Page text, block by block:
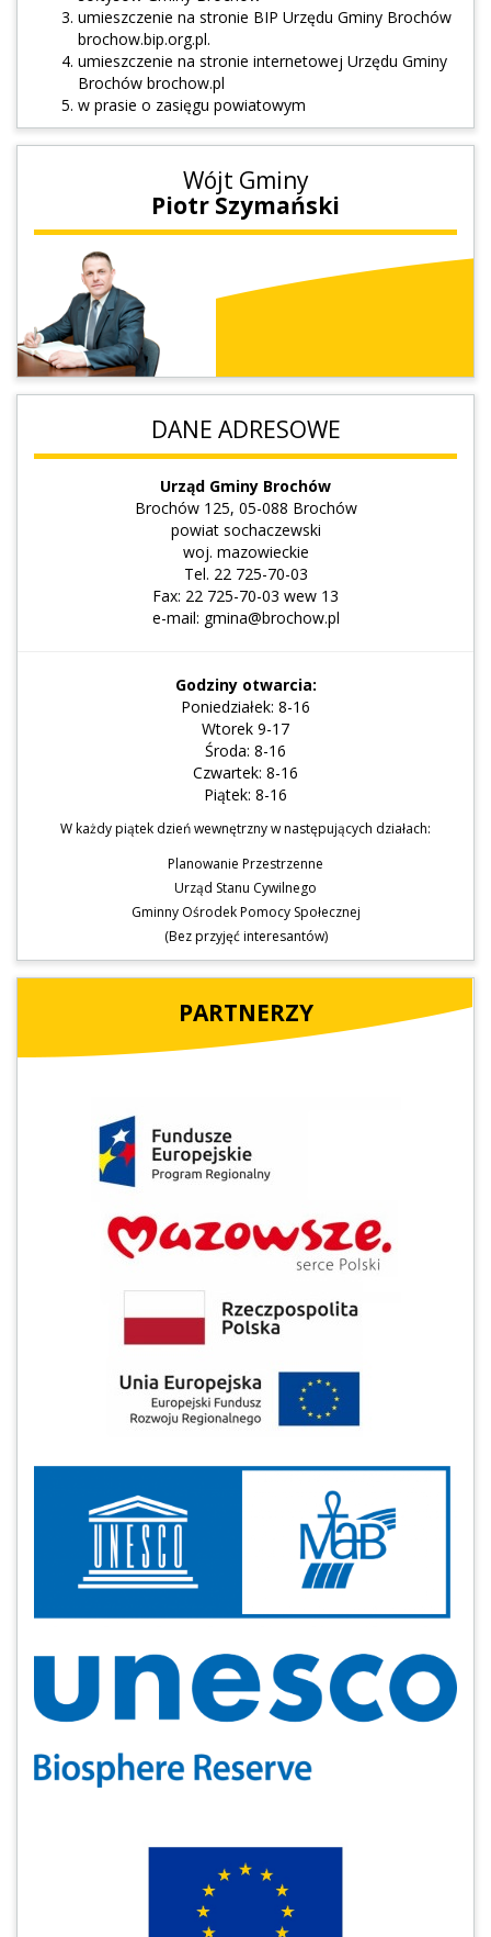
umieszczenie na stronie BIP Urzędu Gminy Brochów
brochow.bip.org.pl.
umieszczenie na stronie internetowej Urzędu Gminy
Brochów brochow.pl
w prasie o zasięgu powiatowym
Wójt Gminy
Piotr Szymański
DANE ADRESOWE
Urząd Gminy Brochów
Brochów 125, 05-088 Brochów
powiat sochaczewski
woj. mazowieckie
Tel. 22 725-70-03
Fax: 22 725-70-03 wew 13
e-mail: gmina@brochow.pl
Godziny otwarcia:
Poniedziałek: 8-16
Wtorek 9-17
Środa: 8-16
Czwartek: 8-16
Piątek: 8-16
W każdy piątek dzień wewnętrzny w następujących działach:
Planowanie Przestrzenne
Urząd Stanu Cywilnego
Gminny Ośrodek Pomocy Społecznej
(Bez przyjęć interesantów)
PARTNERZY